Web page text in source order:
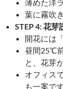
薄めた洋
葉に霧吹
STEP 4: 花芽
開花には
昼間25℃
と、花芽
オフィス
も一案です